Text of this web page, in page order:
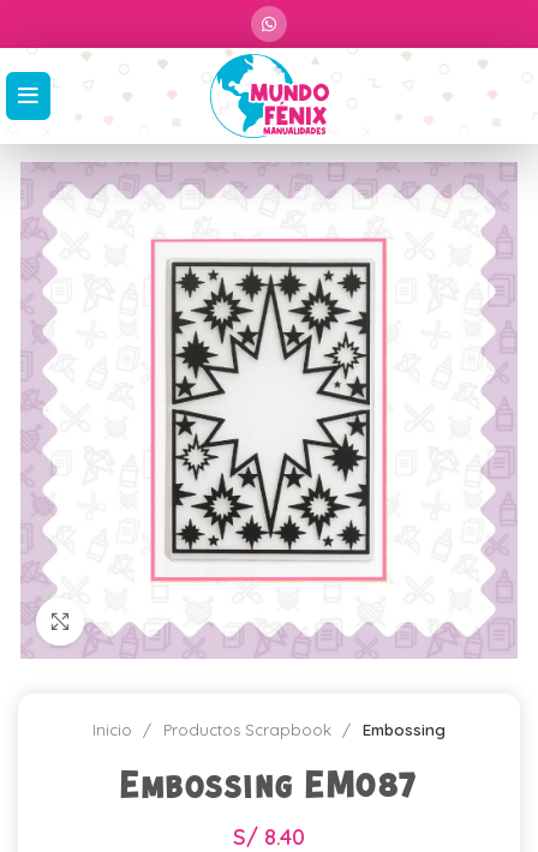
Click para agrandar
Inicio Productos Scrapbook Embossing
Embossing EM087
S/ 8.40